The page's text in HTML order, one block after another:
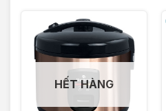
HẾT HÀNG